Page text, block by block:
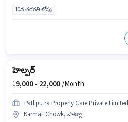
10వ తరగతి లోపు
హెల్పర్
19,000 - 22,000/Month
Patliputra Property Care Private Limited
Karmali Chowk, పాట్నా